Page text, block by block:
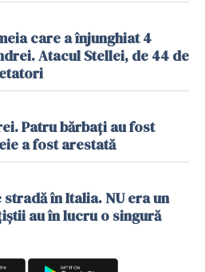
care a înjunghiat 4
Atacul Stellei, de 44 de
Patru bărbați au fost
a fost arestată
în Italia. NU era un
au în lucru o singură